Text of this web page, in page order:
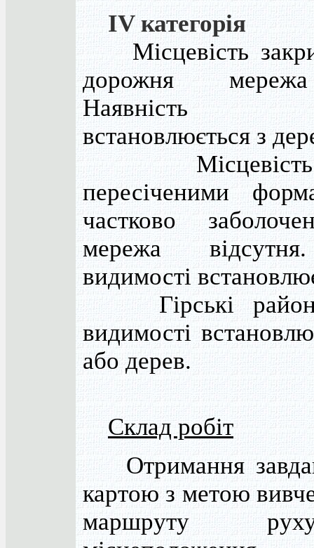
IV категорія
Місцевість
дорожня
Наявність
встановлюється з
Місцевість
пересіченими
частково
мережа
видимості
Гірські
видимості
або дерев.
Склад робіт
Отримання
картою з метою
маршруту